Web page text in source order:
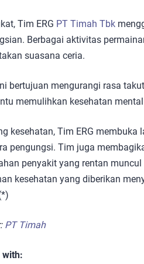
Tim ERG PT Timah Tbk
Berbagai aktivitas
suasana ceria.
bertujuan mengurangi rasa
memulihkan kesehatan
kesehatan, Tim ERG
pengungsi. Tim juga
penyakit yang rentan
kesehatan yang diberikan
PT Timah
with: